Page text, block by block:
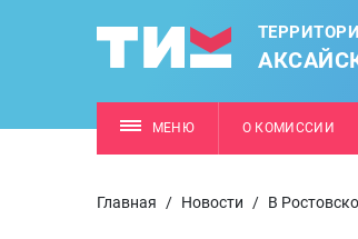
МЕНЮ О КОМИССИИ
Главная / Новости / В